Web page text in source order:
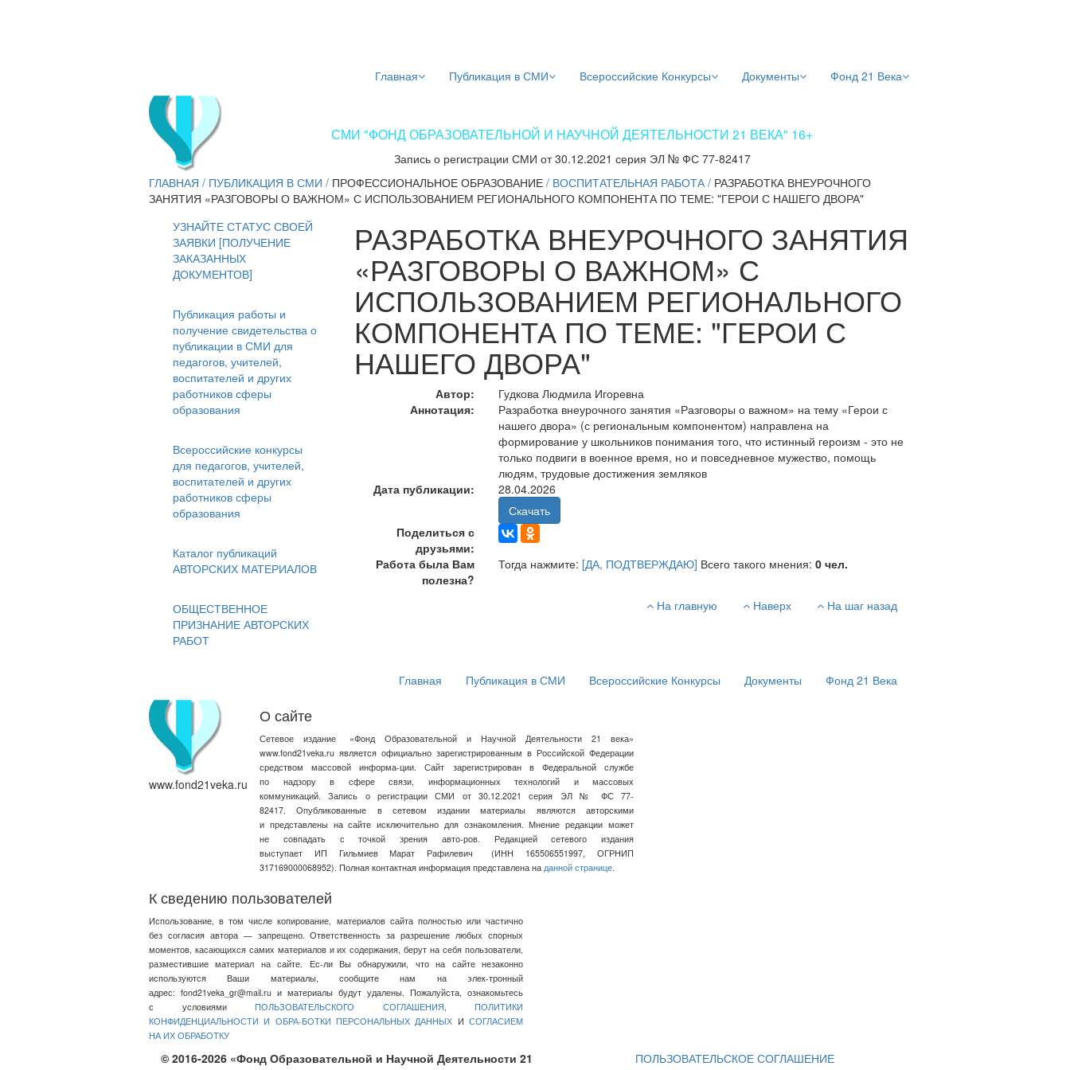
Главная Публикация в СМИ Всероссийские Конкурсы Документы Фонд 21 Века
СМИ "ФОНД ОБРАЗОВАТЕЛЬНОЙ И НАУЧНОЙ ДЕЯТЕЛЬНОСТИ 21 ВЕКА" 16+
Запись о регистрации СМИ от 30.12.2021 серия ЭЛ № ФС 77-82417
ГЛАВНАЯ / ПУБЛИКАЦИЯ В СМИ / ПРОФЕССИОНАЛЬНОЕ ОБРАЗОВАНИЕ / ВОСПИТАТЕЛЬНАЯ РАБОТА/ РАЗРАБОТКА ВНЕУРОЧНОГО
ЗАНЯТИЯ «РАЗГОВОРЫ О ВАЖНОМ» С ИСПОЛЬЗОВАНИЕМ РЕГИОНАЛЬНОГО КОМПОНЕНТА ПО ТЕМЕ: "ГЕРОИ С НАШЕГО ДВОРА"
УЗНАЙТЕ СТАТУС СВОЕЙ
ЗАЯВКИ [ПОЛУЧЕНИЕ
ЗАКАЗАННЫХ
ДОКУМЕНТОВ]
Публикация работы и
получение свидетельства о
публикации в СМИ для
педагогов, учителей,
воспитателей и других
работников сферы
образования
Всероссийские конкурсы
для педагогов, учителей,
воспитателей и других
работников сферы
образования
Каталог публикаций
АВТОРСКИХ МАТЕРИАЛОВ
ОБЩЕСТВЕННОЕ
ПРИЗНАНИЕ АВТОРСКИХ
РАБОТ
РАЗРАБОТКА ВНЕУРОЧНОГО ЗАНЯТИЯ
«РАЗГОВОРЫ О ВАЖНОМ» С
ИСПОЛЬЗОВАНИЕМ РЕГИОНАЛЬНОГО
КОМПОНЕНТА ПО ТЕМЕ: "ГЕРОИ С
НАШЕГО ДВОРА"
Автор:
Гудкова Людмила Игоревна
Аннотация:
Разработка внеурочного занятия «Разговоры о важном» на тему «Герои с
нашего двора» (с региональным компонентом) направлена на
формирование у школьников понимания того, что истинный героизм - это не
только подвиги в военное время, но и повседневное мужество, помощь
людям, трудовые достижения земляков
Дата публикации:
28.04.2026
Скачать
Поделиться с
друзьями:
Работа была Вам
полезна?
Тогда нажмите: [ДА, ПОДТВЕРЖДАЮ] Всего такого мнения:0 чел.
На главную Наверх На шаг назад
Главная Публикация в СМИ Всероссийские Конкурсы Документы Фонд 21 Века
www.fond21veka.ru
О сайте
Сетевое издание «Фонд Образовательной и Научной Деятельности 21 века»
www.fond21veka.ru является официально зарегистрированным в Российской Федерации
средством массовой информа-ции. Сайт зарегистрирован в Федеральной службе
по надзору в сфере связи, информационных технологий и массовых
коммуникаций. Запись о регистрации СМИ от 30.12.2021 серия ЭЛ № ФС 77-
82417. Опубликованные в сетевом издании материалы являются авторскими
и представлены на сайте исключительно для ознакомления. Мнение редакции может
не совпадать с точкой зрения авто-ров. Редакцией сетевого издания
выступает ИП Гильмиев Марат Рафилевич
(ИНН 165506551997, ОГРНИП
317169000068952). Полная контактная информация представлена на данной странице.
К сведению пользователей
Использование, в том числе копирование, материалов сайта полностью или частично
без согласия автора — запрещено. Ответственность за разрешение любых спорных
моментов, касающихся самих материалов и их содержания, берут на себя пользователи,
разместившие материал на сайте. Ес-ли Вы обнаружили, что на сайте незаконно
используются Ваши материалы, сообщите нам на элек-тронный
адрес: fond21veka_gr@mail.ru и материалы будут удалены. Пожалуйста, ознакомьтесь
с условиями ПОЛЬЗОВАТЕЛЬСКОГО СОГЛАШЕНИЯ, ПОЛИТИКИ
КОНФИДЕНЦИАЛЬНОСТИ И ОБРА-БОТКИ ПЕРСОНАЛЬНЫХ ДАННЫХ И СОГЛАСИЕМ
НА ИХ ОБРАБОТКУ
© 2016-2026 «Фонд Образовательной и Научной Деятельности 21
ПОЛЬЗОВАТЕЛЬСКОЕ СОГЛАШЕНИЕ